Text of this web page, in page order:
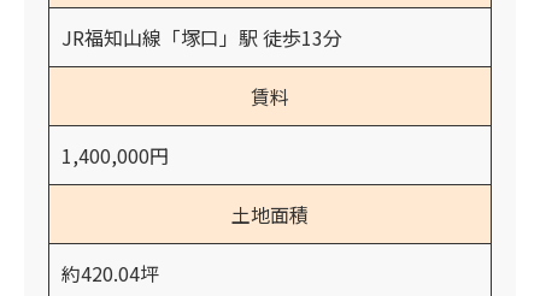
JR福知山線「塚口」駅 徒歩13分
賃料
1,400,000円
土地面積
約420.04坪